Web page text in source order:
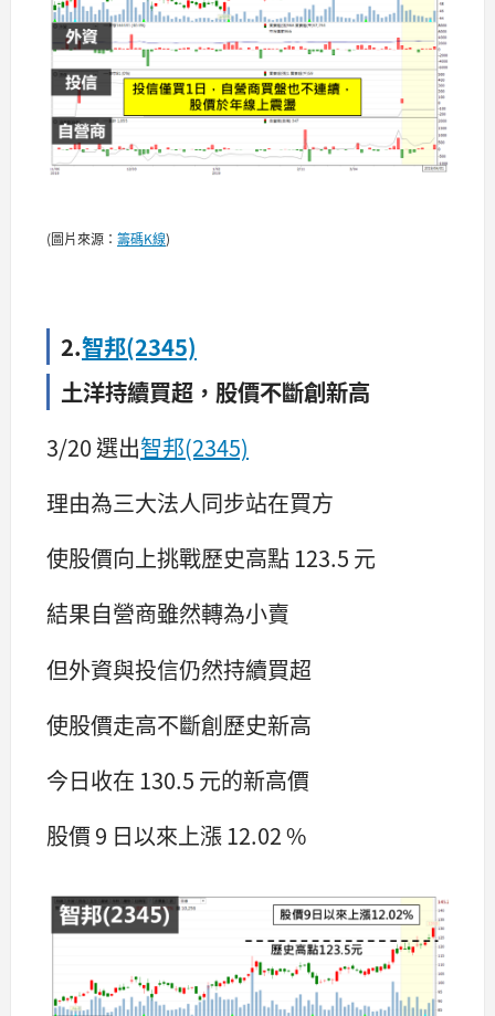
(圖片來源： 籌碼K線)
2.智邦(2345)
土洋持續買超，股價不斷創新高
3/20 選出智邦(2345)
理由為三大法人同步站在買方
使股價向上挑戰歷史高點 123.5 元
結果自營商雖然轉為小賣
但外資與投信仍然持續買超
使股價走高不斷創歷史新高
今日收在 130.5 元的新高價
股價 9 日以來上漲 12.02 %